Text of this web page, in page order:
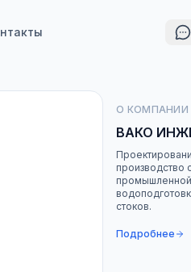
О КОМПАНИИ
ВАКО
производство
промышленной
стоков.
Подробнее